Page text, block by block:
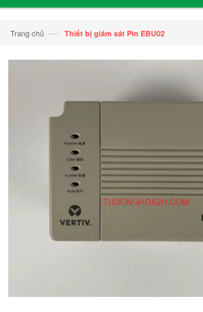
Trang chủ —› Thiết bị giám sát Pin EBU02